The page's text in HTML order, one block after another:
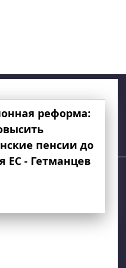
реформа:
пенсии до
ЕС - Гетманцев